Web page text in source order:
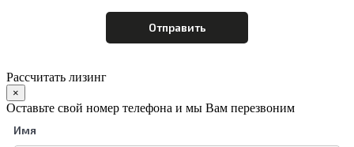
Рассчитать лизинг
×
Оставьте свой номер телефона и мы Вам перезвоним
Имя